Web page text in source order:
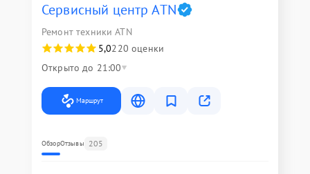
Сервисный центр ATN
Ремонт техники ATN
5,0220 оценки
Открыто до 21:00
Маршрут
ОбзорОтзывы 205